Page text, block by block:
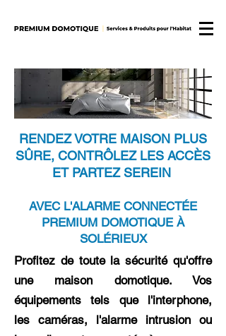
RENDEZ VOTRE MAISON PLUS
SÛRE, CONTRÔLEZ LES ACCÈS
ET PARTEZ SEREIN
Profitez de toute la sécurité qu'offre
une maison domotique. Vos
équipements tels que l'interphone,
les caméras, l'alarme intrusion ou
AVEC L'ALARME CONNECTÉE
PREMIUM DOMOTIQUE À
SOLÉRIEUX